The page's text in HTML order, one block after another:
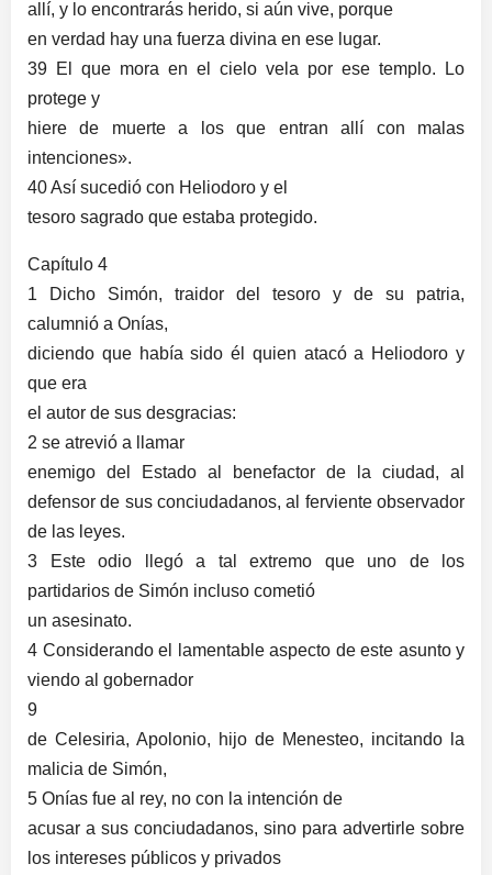
allí, y lo encontrarás herido, si aún vive, porque
en verdad hay una fuerza divina en ese lugar.
39 El que mora en el cielo vela por ese templo. Lo
protege y
hiere de muerte a los que entran allí con malas
intenciones».
40 Así sucedió con Heliodoro y el
tesoro sagrado que estaba protegido.
Capítulo 4
1 Dicho Simón, traidor del tesoro y de su patria,
calumnió a Onías,
diciendo que había sido él quien atacó a Heliodoro y
que era
el autor de sus desgracias:
2 se atrevió a llamar
enemigo del Estado al benefactor de la ciudad, al
defensor de sus conciudadanos, al ferviente observador
de las leyes.
3 Este odio llegó a tal extremo que uno de los
partidarios de Simón incluso cometió
un asesinato.
4 Considerando el lamentable aspecto de este asunto y
viendo al gobernador
9
de Celesiria, Apolonio, hijo de Menesteo, incitando la
malicia de Simón,
5 Onías fue al rey, no con la intención de
acusar a sus conciudadanos, sino para advertirle sobre
los intereses públicos y privados